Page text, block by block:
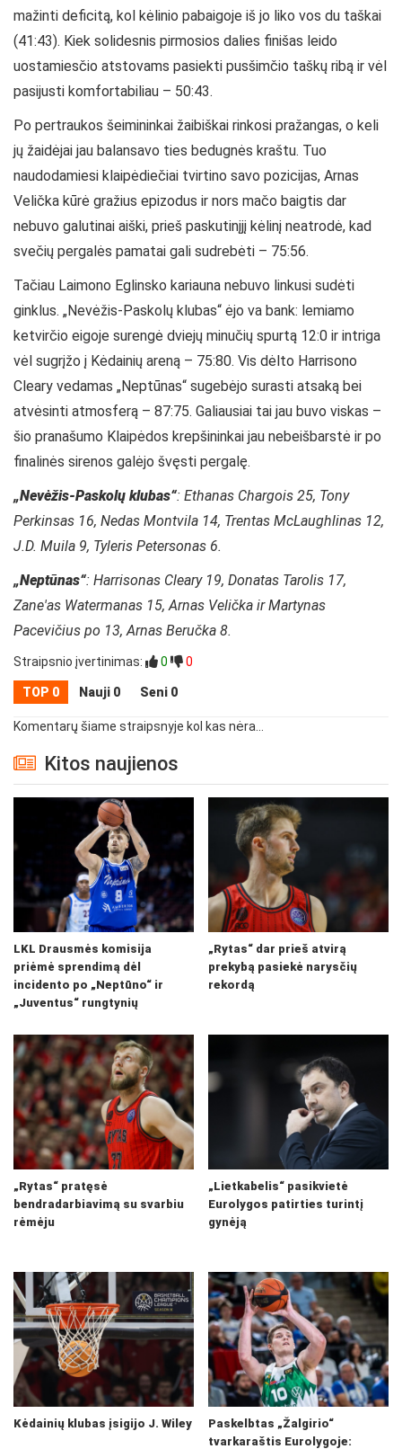
mažinti deficitą, kol kėlinio pabaigoje iš jo liko vos du taškai
(41:43). Kiek solidesnis pirmosios dalies finišas leido
uostamiesčio atstovams pasiekti pusšimčio taškų ribą ir vėl
pasijusti komfortabiliau – 50:43.
Po pertraukos šeimininkai žaibiškai rinkosi pražangas, o keli
jų žaidėjai jau balansavo ties bedugnės kraštu. Tuo
naudodamiesi klaipėdiečiai tvirtino savo pozicijas, Arnas
Velička kūrė gražius epizodus ir nors mačo baigtis dar
nebuvo galutinai aiški, prieš paskutinįjį kėlinį neatrodė, kad
svečių pergalės pamatai gali sudrebėti – 75:56.
Tačiau Laimono Eglinsko kariauna nebuvo linkusi sudėti
ginklus. „Nevėžis-Paskolų klubas“ ėjo va bank: lemiamo
ketvirčio eigoje surengė dviejų minučių spurtą 12:0 ir intriga
vėl sugrįžo į Kėdainių areną – 75:80. Vis dėlto Harrisono
Cleary vedamas „Neptūnas“ sugebėjo surasti atsaką bei
atvėsinti atmosferą – 87:75. Galiausiai tai jau buvo viskas –
šio pranašumo Klaipėdos krepšininkai jau nebeišbarstė ir po
finalinės sirenos galėjo švęsti pergalę.
„Nevėžis-Paskolų klubas“: Ethanas Chargois 25, Tony
Perkinsas 16, Nedas Montvila 14, Trentas McLaughlinas 12,
J.D. Muila 9, Tyleris Petersonas 6.
„Neptūnas“: Harrisonas Cleary 19, Donatas Tarolis 17,
Zane'as Watermanas 15, Arnas Velička ir Martynas
Pacevičius po 13, Arnas Beručka 8.
Straipsnio įvertinimas: 0 0
TOP 0 Nauji 0 Seni 0
Komentarų šiame straipsnyje kol kas nėra...
Kitos naujienos
LKL Drausmės komisija
priėmė sprendimą dėl
incidento po „Neptūno“ ir
„Juventus“ rungtynių
„Rytas“ dar prieš atvirą
prekybą pasiekė narysčių
rekordą
„Rytas“ pratęsė
bendradarbiavimą su svarbiu
rėmėju
„Lietkabelis“ pasikvietė
Eurolygos patirties turintį
gynėją
Kėdainių klubas įsigijo J. Wiley
Paskelbtas „Žalgirio“
tvarkaraštis Eurolygoje: